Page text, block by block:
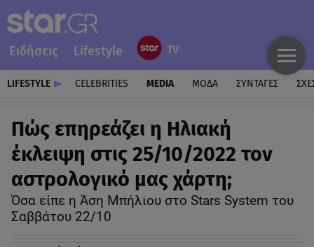
Ειδήσεις Lifestyle
LIFESTYLE CELEBRITIES MEDIA ΜΟΔΑ ΣΥΝΤΑΓΕΣ
Πώς επηρεάζει η Ηλιακή
έκλειψη στις 25/10/2022 τον
αστρολογικό μας χάρτη;
Όσα είπε η Άση Μπήλιου στο Stars System του
Σαββάτου 22/10